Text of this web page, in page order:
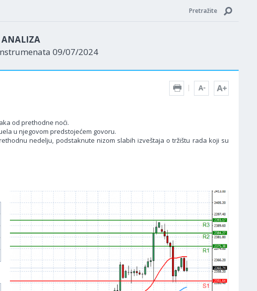
Pretražite
ANALIZA
09/07/2024
od prethodne noći.
u njegovom predstojećem govoru.
nedelju, podstaknute nizom slabih izveštaja o tržištu rada koji su